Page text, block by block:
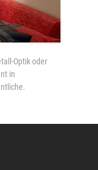
Optik oder
in